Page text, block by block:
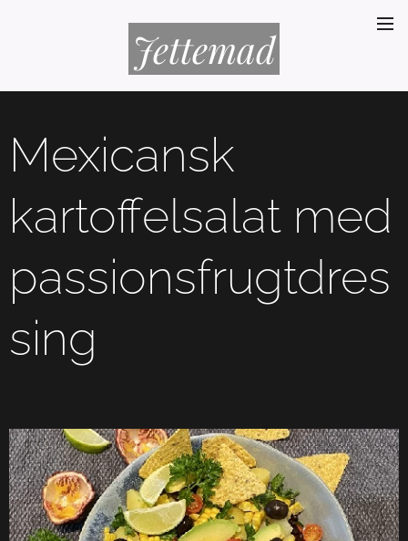
Jettemad
Mexicansk
kartoffelsalat med
passionsfrugtdres
sing